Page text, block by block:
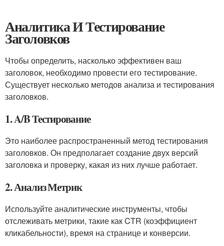
Аналитика И Тестирование
Заголовков
Чтобы определить, насколько эффективен ваш
заголовок, необходимо провести его тестирование.
Существует несколько методов анализа и тестирования
заголовков.
1. A/B Тестирование
Это наиболее распространенный метод тестирования
заголовков. Он предполагает создание двух версий
заголовка и проверку, какая из них лучше работает.
2. Анализ Метрик
Используйте аналитические инструменты, чтобы
отслеживать метрики, такие как CTR (коэффициент
кликабельности), время на странице и конверсии.